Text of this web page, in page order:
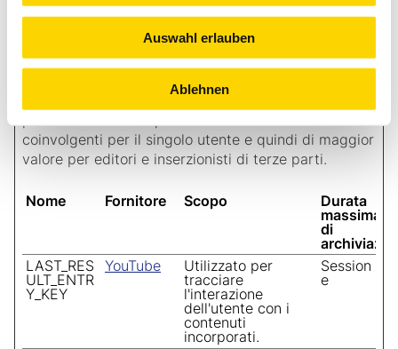
Auswahl erlauben
Ablehnen
I cookie di marketing vengono utilizzati per tracciare
coinvolgenti per il singolo utente e quindi di maggior
valore per editori e inserzionisti di terze parti.
Nome Fornitore Scopo
Durata
massima
di
LAST_RES
ULT_ENTR
Y_KEY
YouTube
Utilizzato per
tracciare
l'interazione
dell'utente con i
contenuti
incorporati.
Session
e